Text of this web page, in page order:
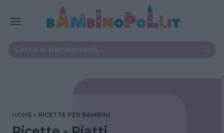
HOME RICETTE PER BAMBINI